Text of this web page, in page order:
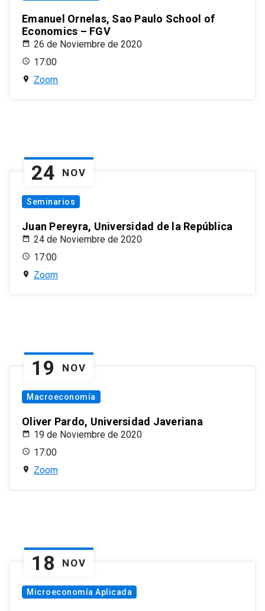
Emanuel Ornelas, Sao Paulo School of
Economics – FGV
26 de Noviembre de 2020
17:00
Zoom
24 NOV
Seminarios
Juan Pereyra, Universidad de la República
24 de Noviembre de 2020
17:00
Zoom
19 NOV
Macroeconomía
Oliver Pardo, Universidad Javeriana
19 de Noviembre de 2020
17:00
Zoom
18 NOV
Microeconomía Aplicada